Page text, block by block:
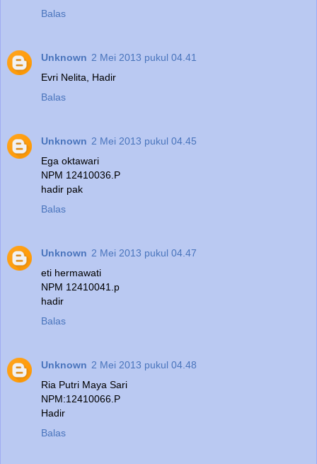
Balas
Unknown 2 Mei 2013 pukul 04.41
Evri Nelita, Hadir
Balas
Unknown 2 Mei 2013 pukul 04.45
Ega oktawari
NPM 12410036.P
hadir pak
Balas
Unknown 2 Mei 2013 pukul 04.47
eti hermawati
NPM 12410041.p
hadir
Balas
Unknown 2 Mei 2013 pukul 04.48
Ria Putri Maya Sari
NPM:12410066.P
Hadir
Balas